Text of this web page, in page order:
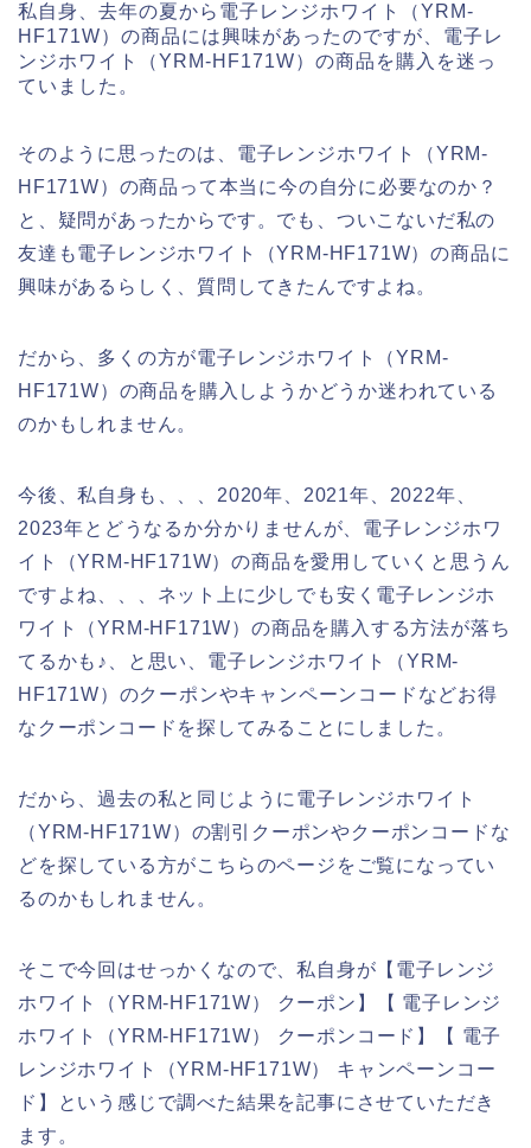
私自身、去年の夏から電子レンジホワイト（YRM-
HF171W）の商品には興味があったのですが、電子レ
ンジホワイト（YRM-HF171W）の商品を購入を迷っ
ていました。
そのように思ったのは、電子レンジホワイト（YRM-
HF171W）の商品って本当に今の自分に必要なのか？
と、疑問があったからです。でも、ついこないだ私の
友達も電子レンジホワイト（YRM-HF171W）の商品に
興味があるらしく、質問してきたんですよね。
だから、多くの方が電子レンジホワイト（YRM-
HF171W）の商品を購入しようかどうか迷われている
のかもしれません。
今後、私自身も、、、2020年、2021年、2022年、
2023年とどうなるか分かりませんが、電子レンジホワ
イト（YRM-HF171W）の商品を愛用していくと思うん
ですよね、、、ネット上に少しでも安く電子レンジホ
ワイト（YRM-HF171W）の商品を購入する方法が落ち
てるかも♪、と思い、電子レンジホワイト（YRM-
HF171W）のクーポンやキャンペーンコードなどお得
なクーポンコードを探してみることにしました。
だから、過去の私と同じように電子レンジホワイト
（YRM-HF171W）の割引クーポンやクーポンコードな
どを探している方がこちらのページをご覧になってい
るのかもしれません。
そこで今回はせっかくなので、私自身が【電子レンジ
ホワイト（YRM-HF171W） クーポン】【 電子レンジ
ホワイト（YRM-HF171W） クーポンコード】【 電子
レンジホワイト（YRM-HF171W） キャンペーンコー
ド】という感じで調べた結果を記事にさせていただき
ます。